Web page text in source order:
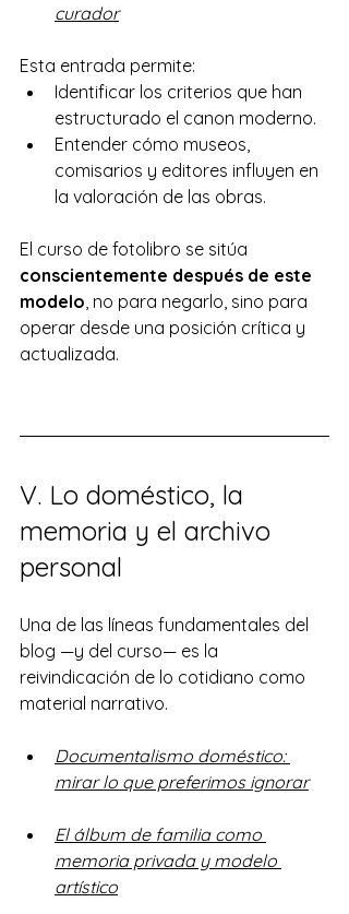
curador
Esta entrada permite:
Identificar los criterios que han
estructurado el canon moderno.
Entender cómo museos,
comisarios y editores influyen en
la valoración de las obras.
El curso de fotolibro se sitúa
conscientemente después de este
modelo, no para negarlo, sino para
operar desde una posición crítica y
actualizada.
V. Lo doméstico, la
memoria y el archivo
personal
Una de las líneas fundamentales del
blog —y del curso— es la
reivindicación de lo cotidiano como
material narrativo.
Documentalismo doméstico:
mirar lo que preferimos ignorar
El álbum de familia como
memoria privada y modelo
artístico